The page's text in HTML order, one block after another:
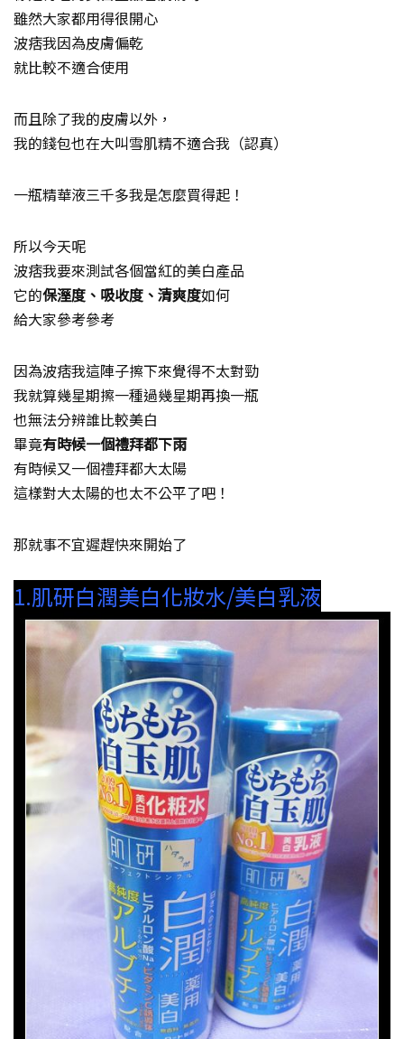
雖然大家都用得很開心
波痞我因為皮膚偏乾
就比較不適合使用
而且除了我的皮膚以外，
我的錢包也在大叫雪肌精不適合我（認真）
一瓶精華液三千多我是怎麼買得起！
所以今天呢
波痞我要來測試各個當紅的美白產品
它的保溼度、吸收度、清爽度如何
給大家參考參考
因為波痞我這陣子擦下來覺得不太對勁
我就算幾星期擦一種過幾星期再換一瓶
也無法分辨誰比較美白
畢竟有時候一個禮拜都下雨
有時候又一個禮拜都大太陽
這樣對大太陽的也太不公平了吧！
那就事不宜遲趕快來開始了
1.肌研白潤美白化妝水/美白乳液